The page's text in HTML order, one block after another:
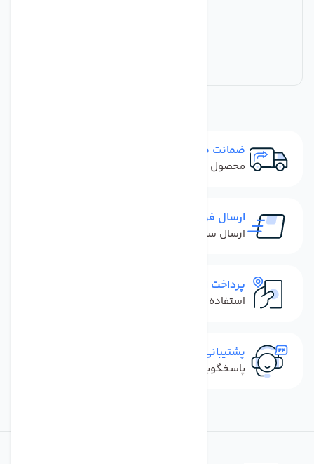
ضمانت مرجوعی
محصول نباید آسیب دیده باشد
ارسال فوری
ارسال سفارش در کمترین زمان ممکن
پرداخت امن
استفاده از روش‌های پرداخت امن
پشتیبانی سریع
پاسخگویی سریع به تماس‌ها و پیام‌ها